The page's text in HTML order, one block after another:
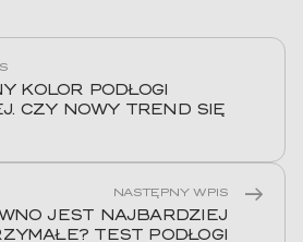
KOLOR PODŁOGI
CZY NOWY TREND SIĘ
NASTĘPNY WPIS
JEST NAJBARDZIEJ
TEST PODŁOGI